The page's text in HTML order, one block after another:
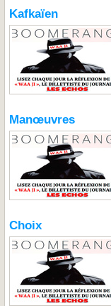
Kafkaïen
Manœuvres
Choix